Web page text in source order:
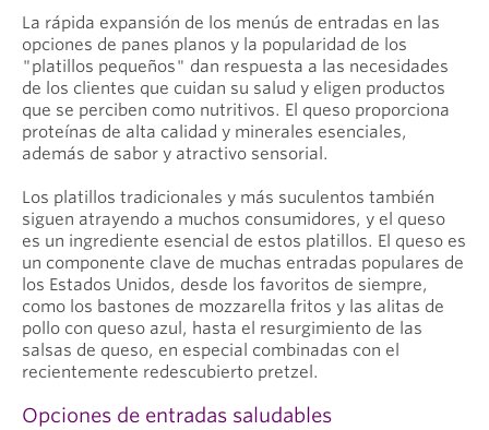
La rápida expansión de los menús de entradas en las
opciones de panes planos y la popularidad de los
"platillos pequeños" dan respuesta a las necesidades
de los clientes que cuidan su salud y eligen productos
que se perciben como nutritivos. El queso proporciona
proteínas de alta calidad y minerales esenciales,
además de sabor y atractivo sensorial.
Los platillos tradicionales y más suculentos también
siguen atrayendo a muchos consumidores, y el queso
es un ingrediente esencial de estos platillos. El queso es
un componente clave de muchas entradas populares de
los Estados Unidos, desde los favoritos de siempre,
como los bastones de mozzarella fritos y las alitas de
pollo con queso azul, hasta el resurgimiento de las
salsas de queso, en especial combinadas con el
recientemente redescubierto pretzel.
Opciones de entradas saludables